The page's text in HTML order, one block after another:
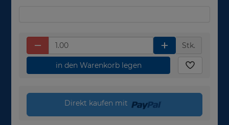
Stk.
in den Warenkorb legen
Direkt kaufen mit